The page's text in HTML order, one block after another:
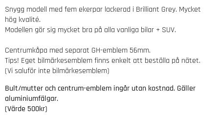
Snygg modell med fem ekerpar lackerad i Brilliant Grey. Mycket
hög kvalité.
Modellen gör sig mycket bra på alla vanliga bilar + SUV.
Centrumkåpa med separat GH-emblem 56mm.
Tips! Eget bilmärkesemblem finns enkelt att beställa på nätet.
(Vi saluför inte bilmärkesemblem)
Bult/mutter och centrum-emblem ingår utan kostnad. Gäller
aluminiumfälgar.
(Värde 500kr)